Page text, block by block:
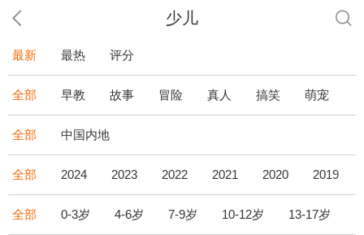
少儿
最新 最热 评分
全部 早教 故事 冒险 真人 搞笑 萌宠
全部 中国内地
全部 2024 2023 2022 2021 2020 2019
全部 0-3岁 4-6岁 7-9岁 10-12岁 13-17岁